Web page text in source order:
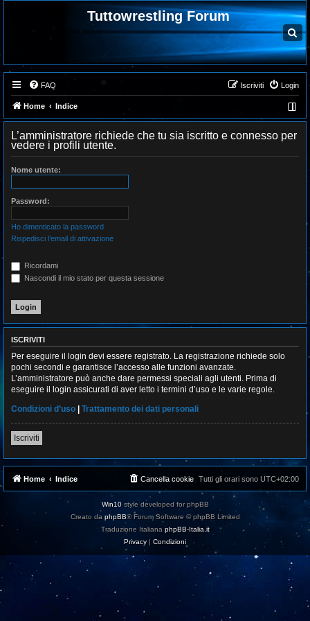
Tuttowrestling Forum
C
e
r
c
a
FAQ Login
Iscriviti
Home Indice
L’amministratore richiede che tu sia iscritto e connesso per
vedere i profili utente.
Nome utente:
Password:
Ho dimenticato la password
Rispedisci l’email di attivazione
Ricordami
Nascondi il mio stato per questa sessione
ISCRIVITI
Per eseguire il login devi essere registrato. La registrazione richiede solo
pochi secondi e garantisce l’accesso alle funzioni avanzate.
L’amministratore può anche dare permessi speciali agli utenti. Prima di
eseguire il login assicurati di aver letto i termini d’uso e le varie regole.
Condizioni d’uso | Trattamento dei dati personali
Iscriviti
Home Indice Tutti gli orari sono UTC+02:00
Cancella cookie
Win10style developed for phpBB
Creato da phpBB® Forum Software © phpBB Limited
Traduzione Italiana phpBB-Italia.it
Privacy | Condizioni